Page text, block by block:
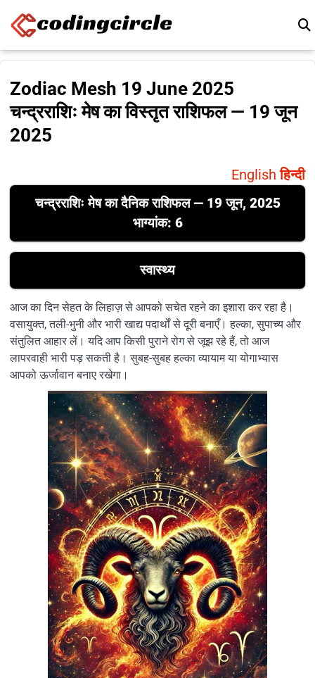
Zodiac Mesh 19 June 2025
चन्द्रराशिः मेष का विस्तृत राशिफल — 19 जून
2025
English हिन्दी
चन्द्रराशिः मेष का दैनिक राशिफल — 19 जून, 2025
भाग्यांक: 6
स्वास्थ्य
आज का दिन सेहत के लिहाज़ से आपको सचेत रहने का इशारा कर रहा है।
वसायुक्त, तली-भुनी और भारी खाद्य पदार्थों से दूरी बनाएँ। हल्का, सुपाच्य और
संतुलित आहार लें। यदि आप किसी पुराने रोग से जूझ रहे हैं, तो आज
लापरवाही भारी पड़ सकती है। सुबह-सुबह हल्का व्यायाम या योगाभ्यास
आपको ऊर्जावान बनाए रखेगा।